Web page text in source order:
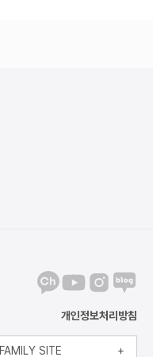
개인정보처리방침
FAMILY SITE +